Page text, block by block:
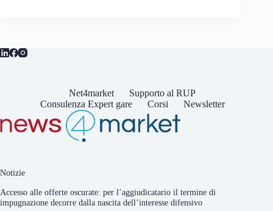
Net4market
Supporto al RUP
Consulenza Expert gare
Corsi Newsletter
Notizie
Accesso alle offerte oscurate: per l’aggiudicatario il termine di
impugnazione decorre dalla nascita dell’interesse difensivo